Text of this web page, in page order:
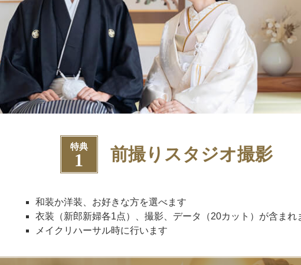
特典
1 前撮りスタジオ撮影
和装か洋装、お好きな方を選べます
衣装（新郎新婦各1点）、撮影、データ（20カット）が含まれ
メイクリハーサル時に行います